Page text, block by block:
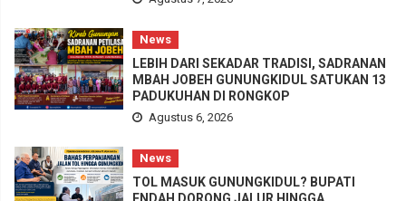
News
LEBIH DARI SEKADAR TRADISI, SADRANAN
MBAH JOBEH GUNUNGKIDUL SATUKAN 13
PADUKUHAN DI RONGKOP
Agustus 6, 2026
News
TOL MASUK GUNUNGKIDUL? BUPATI